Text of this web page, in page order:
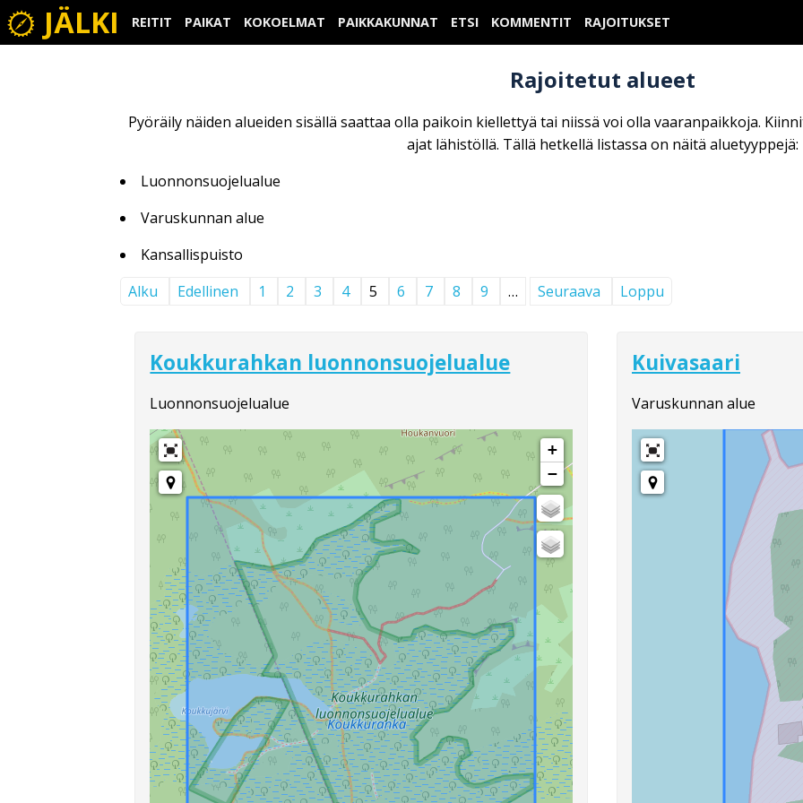
JÄLKI REITIT PAIKAT KOKOELMAT PAIKKAKUNNAT ETSI KOMMENTIT RAJOITUKSET
Rajoitetut alueet
Pyöräily näiden alueiden sisällä saattaa olla paikoin kiellettyä tai niissä voi olla vaaranpaikkoja.
ajat lähistöllä. Tällä hetkellä listassa on näitä aluetyyppejä:
Luonnonsuojelualue
Varuskunnan alue
Kansallispuisto
Alku
Edellinen 1 2 3 4 5 6 7 8 9 … Seuraava Loppu
Koukkurahkan luonnonsuojelualue
Luonnonsuojelualue
+
−
Kuivasaari
Varuskunnan alue